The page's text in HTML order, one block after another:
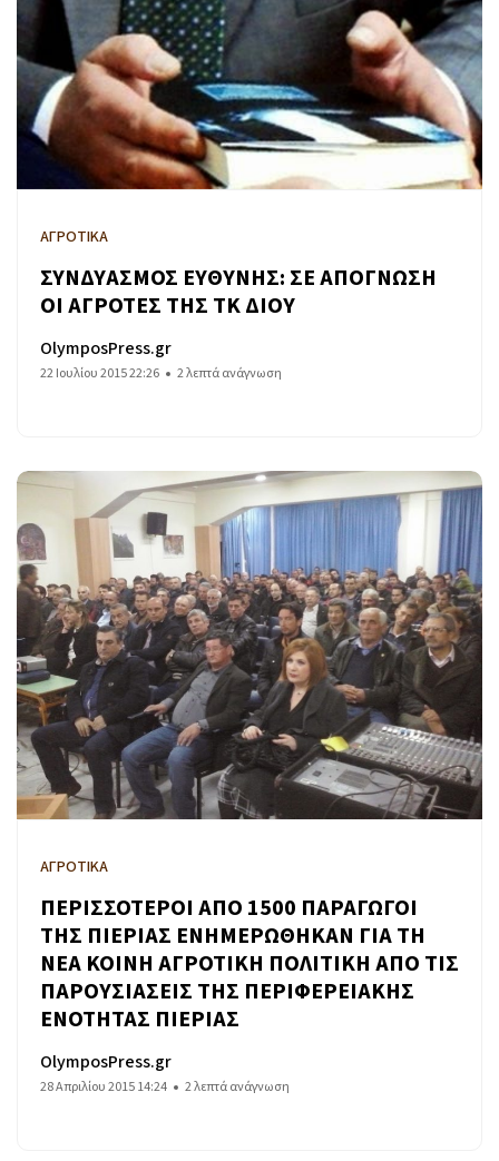
ΑΓΡΟΤΙΚΑ
ΣΥΝΔΥΑΣΜΟΣ ΕΥΘΥΝΗΣ: ΣΕ ΑΠΟΓΝΩΣΗ
ΟΙ ΑΓΡΟΤΕΣ ΤΗΣ ΤΚ ΔΙΟΥ
OlymposPress.gr
22 Ιουλίου 2015 22:26 2 λεπτά ανάγνωση
ΑΓΡΟΤΙΚΑ
ΠΕΡΙΣΣΟΤΕΡΟΙ ΑΠΟ 1500 ΠΑΡΑΓΩΓΟΙ
ΤΗΣ ΠΙΕΡΙΑΣ ΕΝΗΜΕΡΩΘΗΚΑΝ ΓΙΑ ΤΗ
ΝΕΑ ΚΟΙΝΗ ΑΓΡΟΤΙΚΗ ΠΟΛΙΤΙΚΗ ΑΠΟ ΤΙΣ
ΠΑΡΟΥΣΙΑΣΕΙΣ ΤΗΣ ΠΕΡΙΦΕΡΕΙΑΚΗΣ
ΕΝΟΤΗΤΑΣ ΠΙΕΡΙΑΣ
OlymposPress.gr
28 Απριλίου 2015 14:24 2 λεπτά ανάγνωση